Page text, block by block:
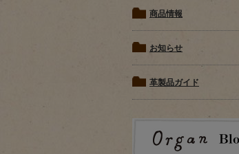
商品情報
お知らせ
革製品ガイド